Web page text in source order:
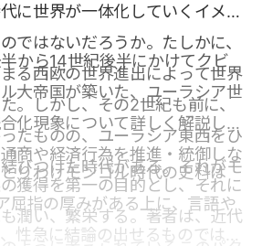
に世界が一体化していくイメー
ではないだろうか。たしかに、
る西欧の世界進出によって世界
。しかし、その2世紀も前に、
たものの、ユーラシア東西をひ
びつけた時代がある。それがモ
から14世紀後半にかけてクビ
大帝国が築いた、ユーラシア世
化現象について詳しく解説して
商や経済行為を推進・統御しな
獲得を第一の目的とし、それに
潤い、繁栄する。著者は、近代
りわけモンゴル時代の史料は
屈指の厚みがある上に、言語や
性急に結論の出せるものではな